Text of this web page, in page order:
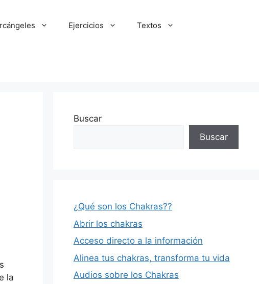
Ejercicios Textos
la
Buscar
Buscar
¿Qué son los Chakras??
Abrir los chakras
Acceso directo a la información
Alinea tus chakras, transforma tu vida
Audios sobre los Chakras